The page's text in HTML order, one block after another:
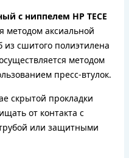
с ниппелем НР TECE
методом аксиальной
из сшитого полиэтилена
методом
пресс-втулок.
скрытой прокладки
от контакта с
или защитными